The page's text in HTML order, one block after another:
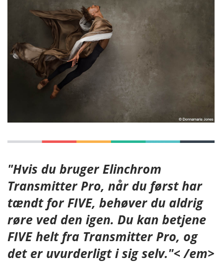
"Hvis du bruger Elinchrom
Transmitter Pro, når du først har
tændt for FIVE, behøver du aldrig
røre ved den igen. Du kan betjene
FIVE helt fra Transmitter Pro, og
det er uvurderligt i sig selv."< /em>